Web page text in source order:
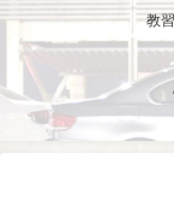
教